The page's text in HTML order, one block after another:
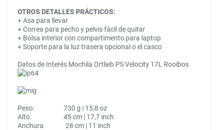
OTROS DETALLES PRÁCTICOS:
+ Asa para llevar
+ Correa para pecho y pelvis fácil de quitar
+ Bolsa interior con compartimento para laptop
+ Soporte para la luz trasera opcional o el casco
Datos de Interés Mochila Ortlieb PS Velocity 17L Rooibos
Peso: 730 g | 15,8 oz
Alto: 45 cm | 17,7 inch
Anchura 28 cm | 11 inch